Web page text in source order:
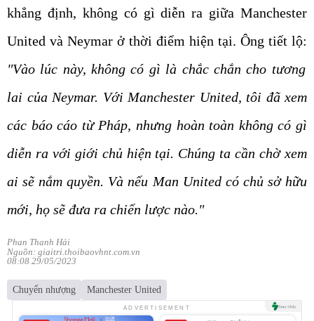
khẳng định, không có gì diễn ra giữa Manchester
United và Neymar ở thời điểm hiện tại. Ông tiết lộ:
"Vào lúc này, không có gì là chắc chắn cho tương
lai của Neymar. Với Manchester United, tôi đã xem
các báo cáo từ Pháp, nhưng hoàn toàn không có gì
diễn ra với giới chủ hiện tại. Chúng ta cần chờ xem
ai sẽ nắm quyền. Và nếu Man United có chủ sở hữu
mới, họ sẽ đưa ra chiến lược nào."
Phan Thanh Hải
Nguồn: giaitri.thoibaovhnt.com.vn
08:08 29/05/2023
Chuyển nhượng Manchester United
ADVERTISEMENT